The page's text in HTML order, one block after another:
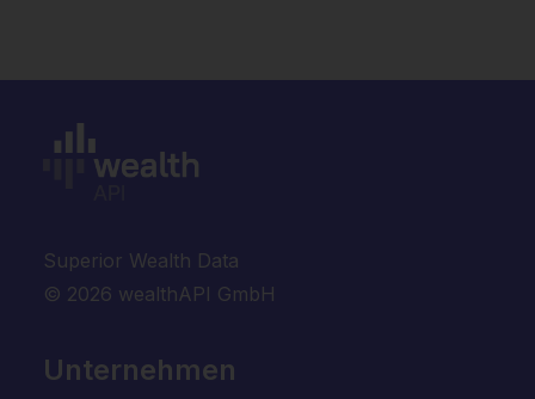
Superior Wealth Data
© 2026 wealthAPI GmbH
Unternehmen